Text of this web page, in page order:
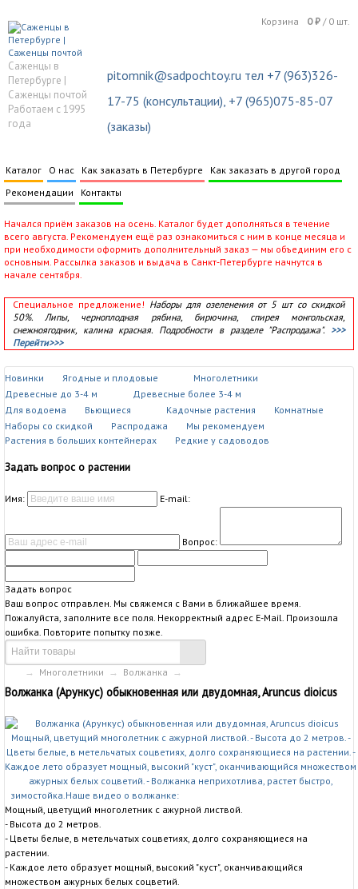
Саженцы в
Петербурге |
Саженцы почтой
Работаем с 1995
года
Корзина 0₽ / 0 шт.
pitomnik@sadpochtoy.ru тел +7 (963)326-
17-75 (консультации), +7 (965)075-85-07
(заказы)
Каталог О нас Как заказать в Петербурге
Как заказать в другой город
Рекомендации
Контакты
Начался приём заказов на осень. Каталог будет дополняться в течение
всего августа. Рекомендуем ещё раз ознакомиться с ним в конце месяца и
при необходимости оформить дополнительный заказ — мы объединим его с
основным. Рассылка заказов и выдача в Санкт‑Петербурге начнутся в
начале сентября.
Специальное предложение! Наборы для озеленения от 5 шт со скидкой
50%. Липы, черноплодная рябина, бирючина, спирея монгольская,
снежноягодник, калина красная. Подробности в разделе "Распродажа". >>>
Перейти>>>
Новинки Ягодные и плодовые
Многолетники
Древесные до 3-4 м
Древесные более 3-4 м
Для водоема
Вьющиеся Кадочные растения
Комнатные
Наборы со скидкой
Распродажа
Мы рекомендуем
Растения в больших контейнерах
Редкие у садоводов
Задать вопрос о растении
Имя: E-mail:
Вопрос:
Задать вопрос
Ваш вопрос отправлен. Мы свяжемся с Вами в ближайшее время.
Пожалуйста, заполните все поля. Некорректный адрес E-Mail. Произошла
ошибка. Повторите попытку позже.
→ Многолетники → Волжанка →
Волжанка (Арункус) обыкновенная или двудомная, Aruncus dioicus
Мощный, цветущий многолетник с ажурной листвой.
- Высота до 2 метров.
- Цветы белые, в метельчатых соцветиях, долго сохраняющиеся на
растении.
- Каждое лето образует мощный, высокий "куст", оканчивающийся
множеством ажурных белых соцветий.